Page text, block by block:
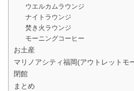
ウエルカムラウンジ
ナイトラウンジ
焚き火ラウンジ
モーニングコーヒー
お土産
マリノアシティ福岡(アウトレットモ
閉館
まとめ